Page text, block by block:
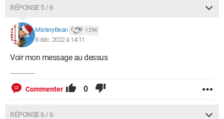
RÉPONSE 5 / 6
MisteryBean 1 294
8 déc. 2022 à 14:11
Voir mon message au dessus
Commenter 0
RÉPONSE 6 / 6